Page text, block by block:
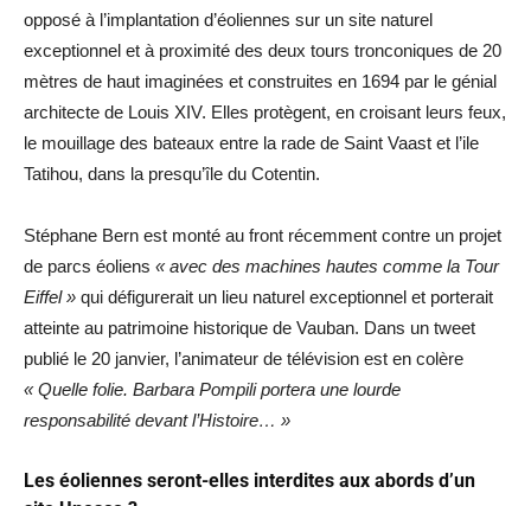
opposé à l’implantation d’éoliennes sur un site naturel
exceptionnel et à proximité des deux tours tronconiques de 20
mètres de haut imaginées et construites en 1694 par le génial
architecte de Louis XIV. Elles protègent, en croisant leurs feux,
le mouillage des bateaux entre la rade de Saint Vaast et l’ile
Tatihou, dans la presqu’île du Cotentin.
Stéphane Bern est monté au front récemment contre un projet
de parcs éoliens « avec des machines hautes comme la Tour
Eiffel » qui défigurerait un lieu naturel exceptionnel et porterait
atteinte au patrimoine historique de Vauban. Dans un tweet
publié le 20 janvier, l’animateur de télévision est en colère
« Quelle folie. Barbara Pompili portera une lourde
responsabilité devant l’Histoire… »
Les éoliennes seront-elles interdites aux abords d’un